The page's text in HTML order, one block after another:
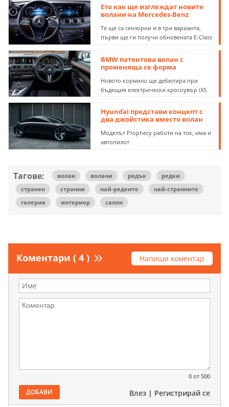
Ето как ще изглеждат новите
волани на Mercedes-Benz
Те ще са сензорни и в три варианта,
първи ще ги получи обновената E-Class
BMW патентова волан с
променяща се форма
Новото кормило ще дебютира при
бъдещия електрически кросоувър iX5
Hyundai представи концепт с
два джойстика вместо волан
Моделът Prophecy работи на ток, има и
автопилот
Тагове: волан волани рядък
редки
странен
странни най-редките
най-странните
галерия
интериор салон
Коментари ( 4 ) Напиши коментар
0 от 500
ДОБАВИ Влез | Регистрирай се